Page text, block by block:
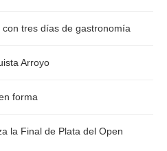
tres días de gastronomía
Arroyo
forma
la Final de Plata del Open